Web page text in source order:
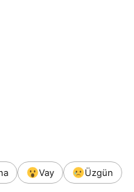
Vay
Üzgün